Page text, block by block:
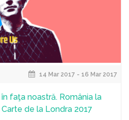
14 Mar 2017 - 16 Mar 2017
faţa noastră. România la
de la Londra 2017